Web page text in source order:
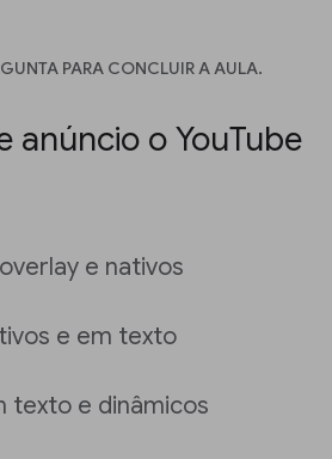
PARA CONCLUIR A AULA.
anúncio o YouTube
e nativos
e em texto
texto e dinâmicos